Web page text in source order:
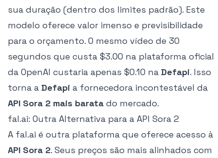
sua duração (dentro dos limites padrão). Este
modelo oferece valor imenso e previsibilidade
para o orçamento. O mesmo vídeo de 30
segundos que custa $3.00 na plataforma oficial
da OpenAI custaria apenas $0.10 na Defapi. Isso
torna a Defapi a fornecedora incontestável da
API Sora 2 mais barata do mercado.
fal.ai: Outra Alternativa para a API Sora 2
A fal.ai é outra plataforma que oferece acesso à
API Sora 2. Seus preços são mais alinhados com